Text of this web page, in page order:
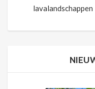
lavalandschappen